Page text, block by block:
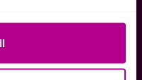
und einfach